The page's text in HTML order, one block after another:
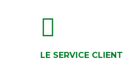
LE SERVICE CLIENT